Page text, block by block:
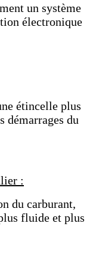
un système
électronique
étincelle plus
démarrages du
:
du carburant,
fluide et plus